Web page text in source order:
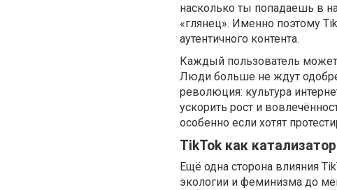
насколько ты попадаешь в
«глянец». Именно поэтому
аутентичного контента.
Каждый пользователь может
Люди больше не ждут
революция: культура
ускорить рост и
особенно если хотят
TikTok как
Ещё одна сторона влияния
экологии и феминизма до